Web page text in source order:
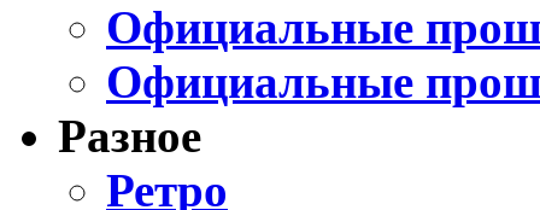
Официальные
Официальные
Разное
Ретро